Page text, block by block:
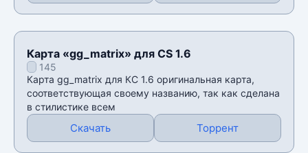
Карта «gg_matrix» для CS 1.6
145
Карта gg_matrix для КС 1.6 оригинальная карта,
соответствующая своему названию, так как сделана
в стилистике всем
Скачать Торрент